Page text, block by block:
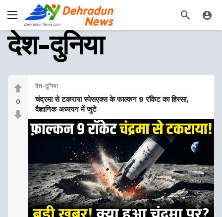
देश-दुनिया
0
देश-दुनिया
चंद्रमा से टकराया स्पेसएक्स के फाल्कन 9 रॉकेट का हिस्सा,
वैज्ञानिक अध्ययन में जुटे